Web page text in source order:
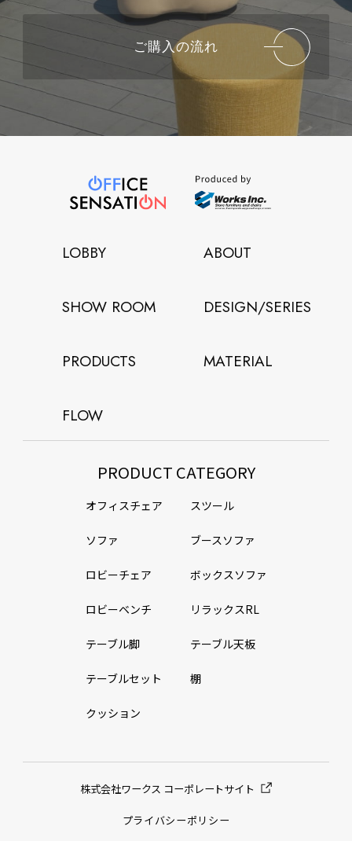
ご購入の流れ
LOBBY ABOUT
SHOW ROOM DESIGN/SERIES
PRODUCTS MATERIAL
FLOW
PRODUCT CATEGORY
オフィスチェア スツール
ソファ ブースソファ
ロビーチェア ボックスソファ
ロビーベンチ リラックスRL
テーブル脚 テーブル天板
テーブルセット 棚
クッション
株式会社ワークス コーポレートサイト
プライバシーポリシー